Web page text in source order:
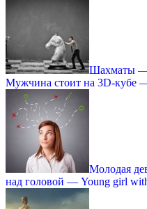
Шахматы —
Мужчина стоит на 3D-кубе
Молодая
над головой — Young girl